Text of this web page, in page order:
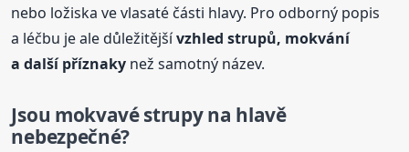
nebo ložiska ve vlasaté části hlavy. Pro odborný popis
a léčbu je ale důležitějšívzhled strupů, mokvání
a další příznaky než samotný název.
Jsou mokvavé strupy na hlavě
nebezpečné?